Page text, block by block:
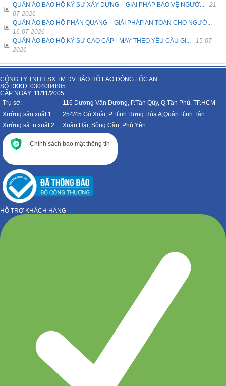
QUẦN ÁO BẢO HỘ KỸ SƯ XÂY DỰNG – GIẢI PHÁP BẢO VỆ NGƯỜ... - 21-
07-2026
QUẦN ÁO BẢO HỘ PHẢN QUANG – GIẢI PHÁP AN TOÀN CHO NGƯỜ... -
16-07-2026
QUẦN ÁO BẢO HỘ KỸ SƯ CAO CẤP - MAY THEO YÊU CẦU GI... - 15-07-
2026
CÔNG TY TNHH SX TM DV BẢO HỘ LAO ĐỘNG LỘC AN
SỐ ĐKKD: 0304084805
CẤP NGÀY: 11/11/2005
Trụ sở:
116 Dương Văn Dương, P.Tân Qúy, Q.Tân Phú, TP.HCM
Xưởng sản xuất 1:
254/45 Gò Xoài, P Bình Hưng Hòa A,Quận Bình Tân
Xưởng sả. n xuất 2:
Xuân Hải, Sông Cầu, Phú Yên
Chính sách bảo mật thông tin
HỖ TRỢ KHÁCH HÀNG